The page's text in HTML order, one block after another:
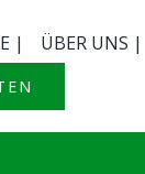
| ÜBER UNS |